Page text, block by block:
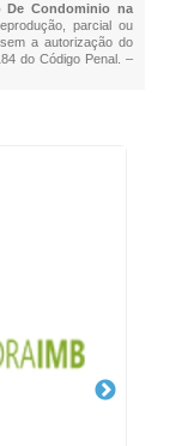
De Condominio na
parcial ou
a autorização do
do Código Penal. –